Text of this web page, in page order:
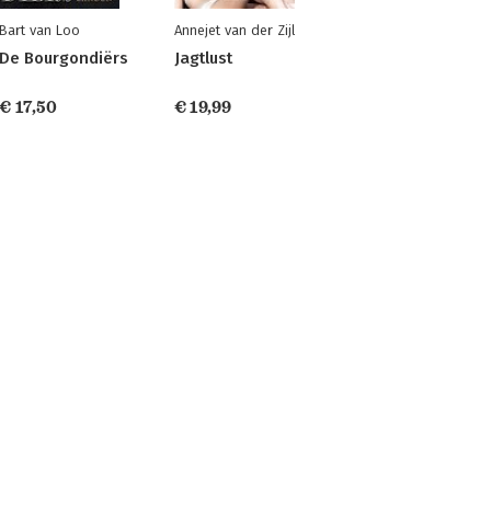
Bart van Loo
De Bourgondiërs
€ 17,50
Annejet van der Zijl
Jagtlust
€ 19,99